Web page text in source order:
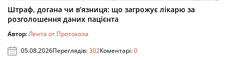
Штраф, догана чи в’язниця: що загрожує лікарю за
розголошення даних пацієнта
Автор:Лента от Протокола
05.08.2026Переглядів:302Коментарі:0